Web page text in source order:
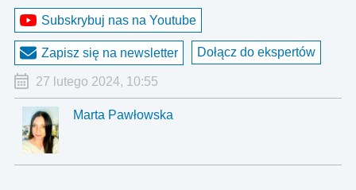
Subskrybuj nas na Youtube
Zapisz się na newsletter Dołącz do ekspertów
27 lutego 2024, 10:55
Marta Pawłowska